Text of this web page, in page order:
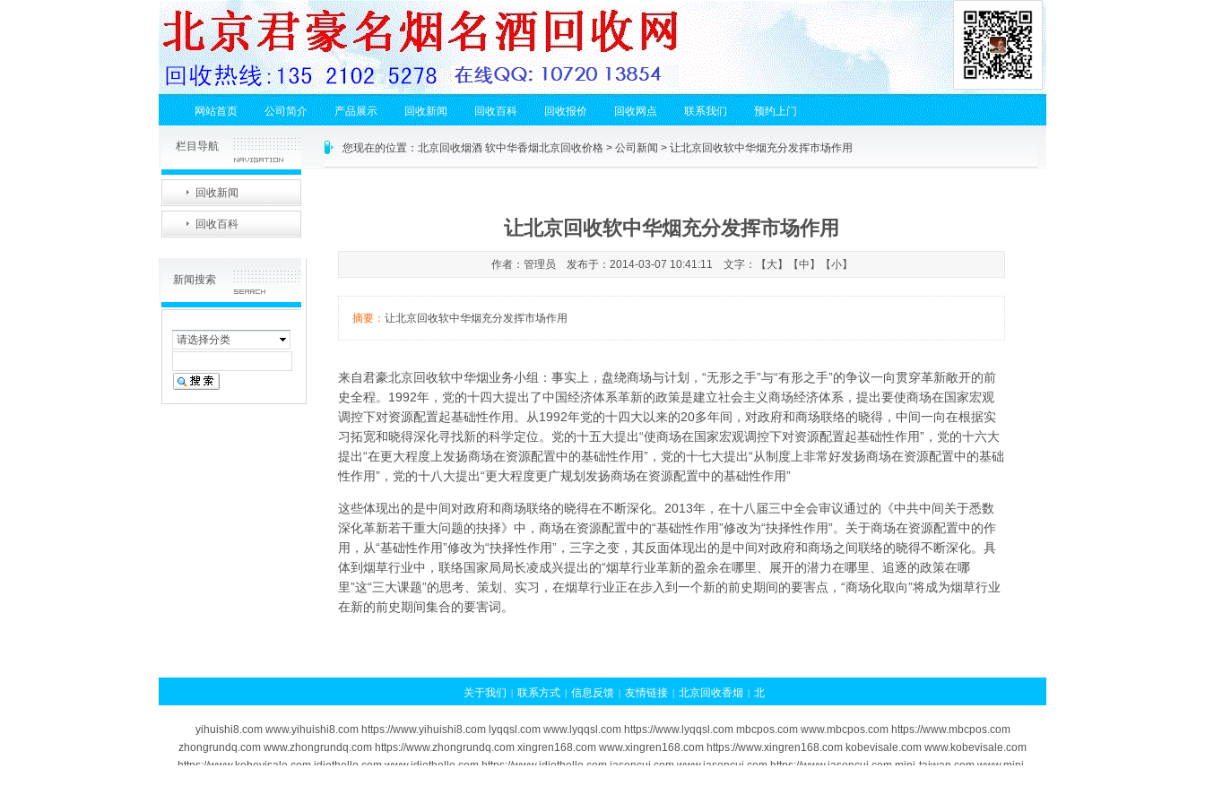
网站首页 公司简介 产品展示 回收新闻 回收百科 回收报价 回收网点 联系我们 预约上门
新闻搜索
请选择分类
栏目导航
回收新闻
回收百科
您现在的位置： 北京回收烟酒 软中华香烟北京回收价格 > 公司新闻 > 让北京回收软中华烟充分发挥市场作用
让北京回收软中华烟充分发挥市场作用
作者：管理员 发布于：2014-03-07 10:41:11 文字：【 大】【中 】【小】
摘要： 让北京回收软中华烟充分发挥市场作用
来自君豪北京回收软中华烟业务小组：事实上，盘绕商场与计划，“无形之手”与“有形之手”的争议一向贯穿革新敞开的前
史全程。1992年，党的十四大提出了中国经济体系革新的政策是建立社会主义商场经济体系，提出要使商场在国家宏观
调控下对资源配置起基础性作用。从1992年党的十四大以来的20多年间，对政府和商场联络的晓得，中间一向在根据实
习拓宽和晓得深化寻找新的科学定位。党的十五大提出“使商场在国家宏观调控下对资源配置起基础性作用”，党的十六大
提出“在更大程度上发扬商场在资源配置中的基础性作用”，党的十七大提出“从制度上非常好发扬商场在资源配置中的基础
性作用”，党的十八大提出“更大程度更广规划发扬商场在资源配置中的基础性作用”
这些体现出的是中间对政府和商场联络的晓得在不断深化。2013年，在十八届三中全会审议通过的《中共中间关于悉数
深化革新若干重大问题的抉择》中，商场在资源配置中的“基础性作用”修改为“抉择性作用”。关于商场在资源配置中的作
用，从“基础性作用”修改为“抉择性作用”，三字之变，其反面体现出的是中间对政府和商场之间联络的晓得不断深化。具
体到烟草行业中，联络国家局局长凌成兴提出的“烟草行业革新的盈余在哪里、展开的潜力在哪里、追逐的政策在哪
里”这“三大课题”的思考、策划、实习，在烟草行业正在步入到一个新的前史期间的要害点，“商场化取向”将成为烟草行业
在新的前史期间集合的要害词。
关于我们 | 联系方式 | 信息反馈 | 友情链接 | 北京回收香烟 | 北
回收 |北京苏烟回收 |北京云烟回收 |北京回收冬虫夏草 |北京冬
虫夏草回收 |冬虫夏草回收北京 | 北京回收茅台 |
yihuishi8.com www.yihuishi8.com https://www.yihuishi8.com lyqqsl.com www.lyqqsl.com https://www.lyqqsl.com mbcpos.com www.mbcpos.com https://www.mbcpos.com
zhongrundq.com www.zhongrundq.com https://www.zhongrundq.com xingren168.com www.xingren168.com https://www.xingren168.com kobevisale.com www.kobevisale.com
https://www.kobevisale.com idiothello.com www.idiothello.com https://www.idiothello.com jasoncui.com www.jasoncui.com https://www.jasoncui.com mini-taiwan.com www.mini-